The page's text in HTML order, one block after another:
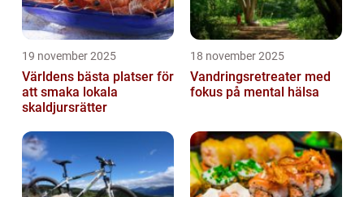
19 november 2025
Världens bästa platser för
att smaka lokala
skaldjursrätter
18 november 2025
Vandringsretreater med
fokus på mental hälsa